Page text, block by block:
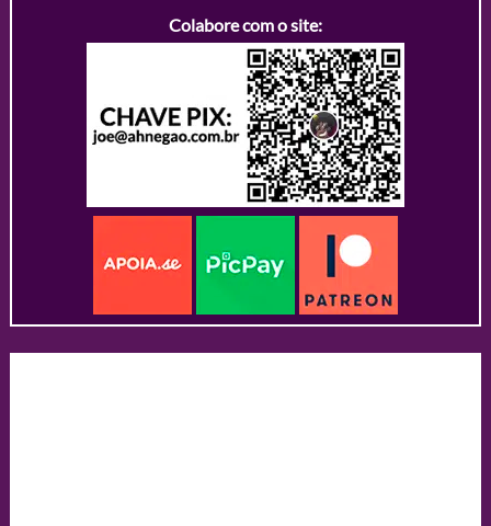
Colabore com o site: